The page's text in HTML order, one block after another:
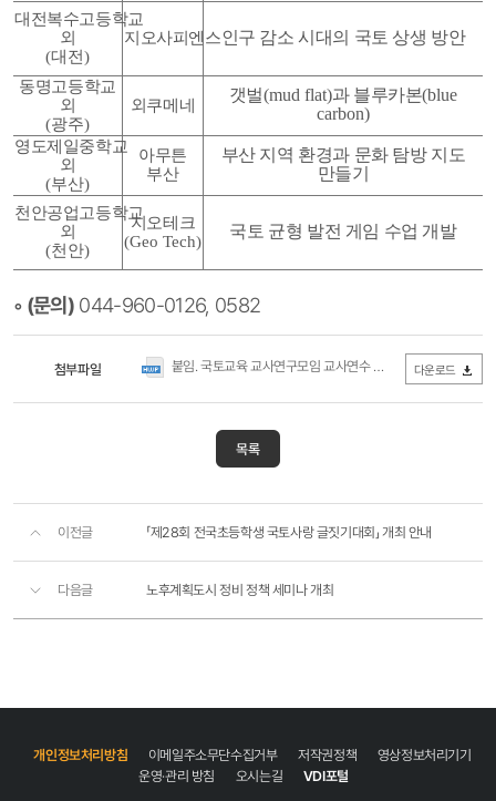
대전복수고등학교
외
(대전)
지오사피엔스인구 감소 시대의 국토 상생 방안
동명고등학교
외
(광주)
외쿠메네
갯벌(mud flat)과 블루카본(blue
carbon)
영도제일중학교
외
(부산)
아무튼
부산
부산 지역 환경과 문화 탐방 지도
만들기
천안공업고등학교
외
(천안)
지오테크
(Geo Tech)
국토 균형 발전 게임 수업 개발
◦ (문의) 044-960-0126, 0582
첨부파일 붙임. 국토교육 교사연구모임 교사연수 안내 및 신청서.hwp 다운로드
목록
이전글 「제28회 전국초등학생 국토사랑 글짓기대회」 개최 안내
다음글 노후계획도시 정비 정책 세미나 개최
개인정보처리방침 이메일주소무단수집거부 저작권정책
영상정보처리기기
운영·관리 방침
오시는길 VDI포털